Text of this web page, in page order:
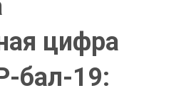
цифра
бал-19: